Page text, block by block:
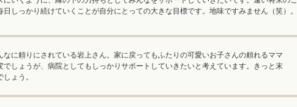
しっかり続けていくことが自分にとっての大きな目標です。地味ですみません（笑）。
なに頼りにされている岩上さん。家に戻ってもふたりの可愛いお子さんの頼れるママ
でしょうが、病院としてもしっかりサポートしていきたいと考えています。きっと末
ょう。